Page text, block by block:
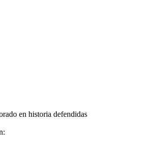
en historia defendidas